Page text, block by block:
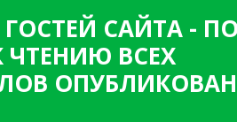
ГОСТЕЙ САЙТА -
ЧТЕНИЮ ВСЕХ